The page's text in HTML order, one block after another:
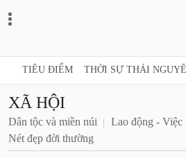
TIÊU ĐIỂM THỜI SỰ THÁI
XÃ HỘI
Dân tộc và miền núi
Lao động - Việc
Nét đẹp đời thường